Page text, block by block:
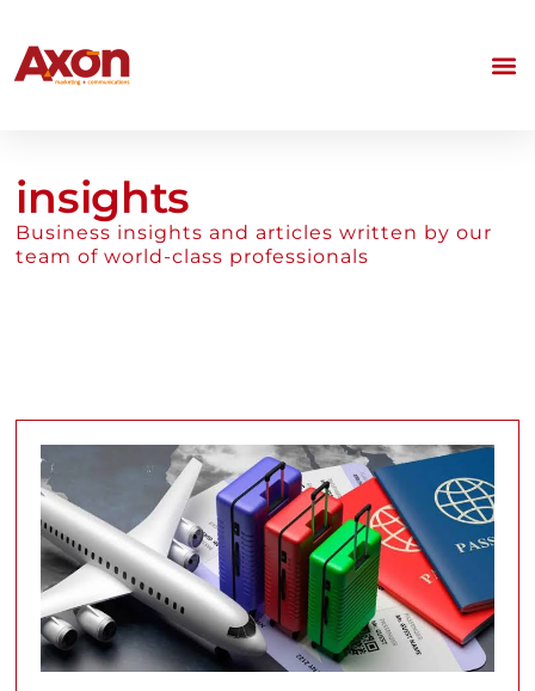
insights
Business insights and articles written by our
team of world-class professionals